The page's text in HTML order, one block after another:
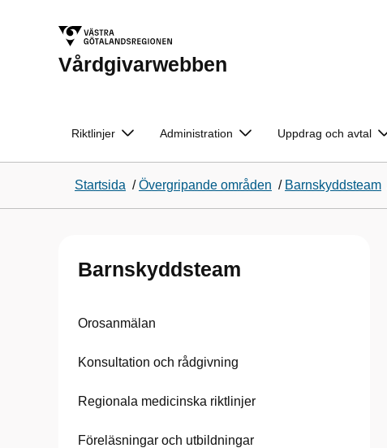
Vårdgivarwebben
Riktlinjer Administration Uppdrag och avtal
Startsida /Övergripande områden / Barnskyddsteam
Barnskyddsteam
Orosanmälan
Konsultation och rådgivning
Regionala medicinska riktlinjer
Föreläsningar och utbildningar